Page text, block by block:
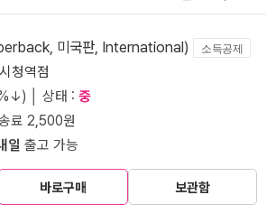
미국판, International) 소득공제
청역점
│ 상태 : 중
료 2,500원
일 출고 가능
바로구매 보관함